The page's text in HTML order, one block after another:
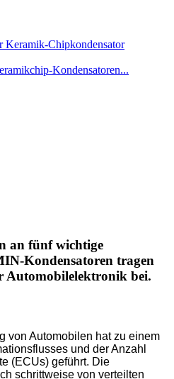
Kondensatoren...
an fünf wichtige
Kondensatoren tragen
Automobilelektronik bei.
von Automobilen hat zu einem
und der Anzahl
(ECUs) geführt. Die
schrittweise von verteilten